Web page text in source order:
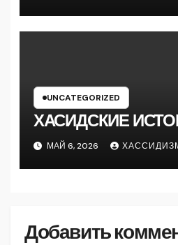
UNCATEGORIZED
ХАСИДСКИЕ
МАЙ 6, 2026
Добавить